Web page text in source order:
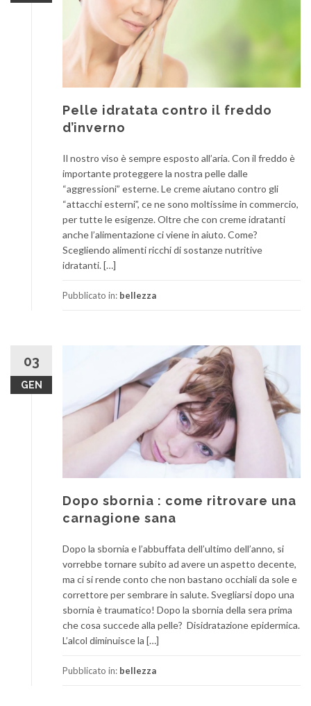
Pelle idratata contro il freddo
d’inverno
Il nostro viso è sempre esposto all’aria. Con il freddo è
importante proteggere la nostra pelle dalle
“aggressioni” esterne. Le creme aiutano contro gli
“attacchi esterni”, ce ne sono moltissime in commercio,
per tutte le esigenze. Oltre che con creme idratanti
anche l’alimentazione ci viene in aiuto. Come?
Scegliendo alimenti ricchi di sostanze nutritive
idratanti. […]
Pubblicato in: bellezza
03
GEN
Dopo sbornia : come ritrovare una
carnagione sana
Dopo la sbornia e l’abbuffata dell’ultimo dell’anno, si
vorrebbe tornare subito ad avere un aspetto decente,
ma ci si rende conto che non bastano occhiali da sole e
correttore per sembrare in salute. Svegliarsi dopo una
sbornia è traumatico! Dopo la sbornia della sera prima
che cosa succede alla pelle? Disidratazione epidermica.
L’alcol diminuisce la […]
Pubblicato in: bellezza